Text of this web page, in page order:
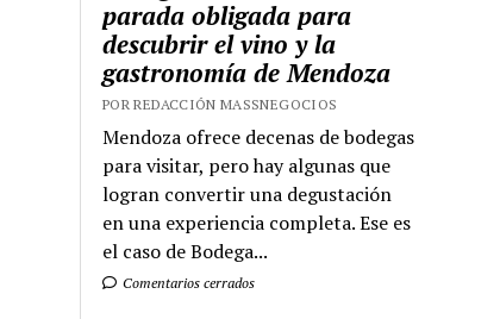
parada obligada para
descubrir el vino y la
gastronomía de Mendoza
POR REDACCIÓN MASSNEGOCIOS
Mendoza ofrece decenas de bodegas
para visitar, pero hay algunas que
logran convertir una degustación
en una experiencia completa. Ese es
el caso de Bodega...
Comentarios cerrados